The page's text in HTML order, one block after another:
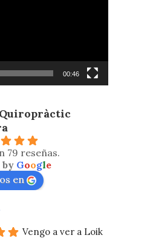
00:46
79 reseñas.
by Google
en
Vengo a ver a Loik